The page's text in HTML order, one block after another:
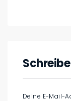
Deine E-Mail-